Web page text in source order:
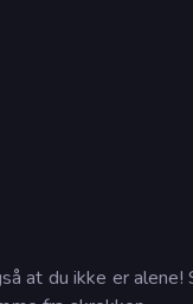
at du ikke er